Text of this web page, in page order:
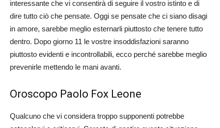
interessante che vi consentirà di seguire il vostro istinto e di
dire tutto ciò che pensate. Oggi se pensate che ci siano disagi
in amore, sarebbe meglio esternarli piuttosto che tenere tutto
dentro. Dopo giorno 11 le vostre insoddisfazioni saranno
piuttosto evidenti e incontrollabili, ecco perché sarebbe meglio
prevenirle mettendo le mani avanti.
Oroscopo Paolo Fox Leone
Qualcuno che vi considera troppo supponenti potrebbe